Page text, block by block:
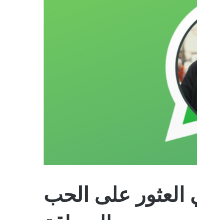
على الحب